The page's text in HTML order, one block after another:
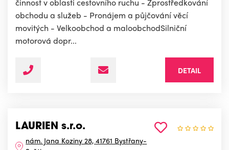
obchodu a služeb - Pronájem a půjčování věcí
movitých - Velkoobchod a maloobchodSilniční
motorová dopr...
DETAIL
LAURIEN s.r.o.
nám. Jana Koziny 28, 41761 Bystřany-